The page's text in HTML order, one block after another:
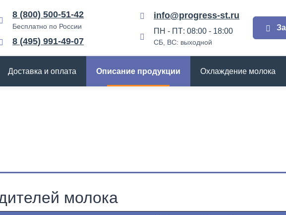
8 (800) 500-51-42
Бесплатно по России
8 (495) 991-49-07
info@progress-st.ru
ПН - ПТ: 08:00 - 18:00
СБ, ВС: выходной
Доставка и оплата Описание продукции Охлаждение молока
молока